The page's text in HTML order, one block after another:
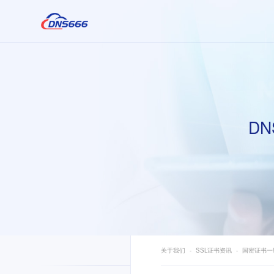
关于我们 SSL证书资讯 国密证书